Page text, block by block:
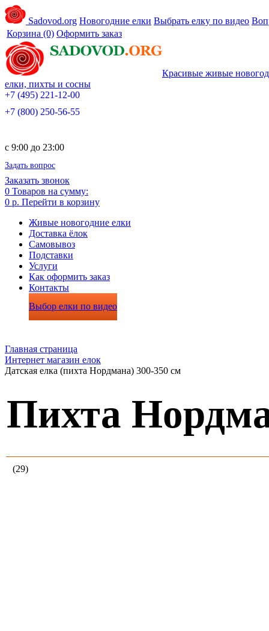
Sadovod.org Новогодние елки Выбрать елку по видео
Корзина (0) Оформить заказ
Красивые живые
елки, пихты и сосны
+7 (495) 221-12-00
+7 (800) 250-56-55
c 9:00 до 23:00
Задать вопрос
Заказать звонок
0 Товаров на сумму:
0 р. Перейти в корзину
Живые новогодние елки
Доставка ёлок
Самовывоз
Подставки
Услуги
Как оформить заказ
Контакты
Выбор елки по видео
Главная страница
Интернет магазин елок
Датская елка (пихта Нордмана) 300-350 см
Пихта
(29)